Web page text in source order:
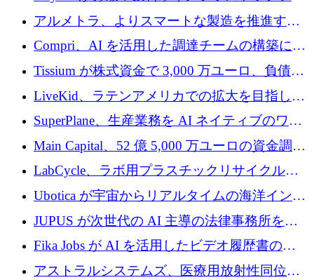
プラットフォームを拡張するために 242 万ユ
ーロを調達
アルメトラ、よりスマートな製造を推進する
ためにシリーズ A で 1,630 万ユーロを確保
Compri、AI を活用した調達チームの構築に
320 万ユーロを確保
Tissium が株式資金で 3,000 万ユーロ、負債で
3,000 万ユーロを調達
LiveKid、ラテンアメリカでの拡大を目指して
Aldea を買収
SuperPlane、生産業務を AI ネイティブのワー
クフロー層に変えるために 260 万ドルを確保
Main Capital、52 億 5,000 万ユーロの資金調達
でエンタープライズ ソフトウェアの開発を倍
LabCycle、ラボ用プラスチックリサイクルシ
ステムを商業化し、焼却廃棄物を削減するた
めに43万ポンドを確保
Ubotica が宇宙からリアルタイムの海洋インテ
リジェンスを拡張するために 1,100 万ドルを
JUPUS が次世代の AI 主導の法律事務所を強
化するために 1,300 万ユーロを調達
Fika Jobs が AI を活用したビデオ履歴書のた
めに 400 万ドルを調達
アストラルシステムズ、医療用放射性同位元